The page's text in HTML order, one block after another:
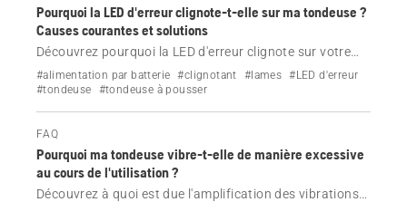
Pourquoi la LED d'erreur clignote-t-elle sur ma tondeuse ?
Causes courantes et solutions
Découvrez pourquoi la LED d'erreur clignote sur votre
tondeuse et comment y remédier.
#alimentation par batterie #clignotant #lames #LED d'erreur
#tondeuse
#tondeuse à pousser
FAQ
Pourquoi ma tondeuse vibre-t-elle de manière excessive
au cours de l'utilisation ?
Découvrez à quoi est due l'amplification des vibrations